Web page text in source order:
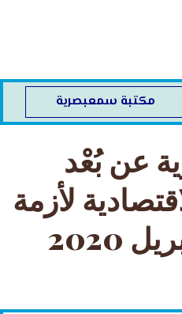
مكتبة سمعبصرية
عن بُعْد
لأزمة
2020